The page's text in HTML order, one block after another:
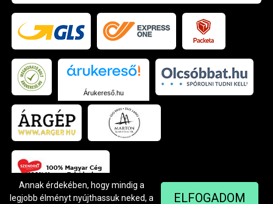
Árukereső.hu
ELFOGADOM
Annak érdekében, hogy mindig a
legjobb élményt nyújthassuk neked, a